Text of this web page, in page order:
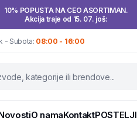
10% POPUSTA NA CEO ASORTIMAN.
Akcija traje od 15. 07. još:
- Subota: 08:00 - 16:00
O namaKontakt